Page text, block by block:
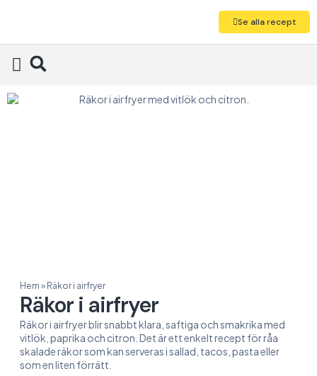
Se alla recept
Hem » Räkor i airfryer
Räkor i airfryer
Räkor i airfryer blir snabbt klara, saftiga och smakrika med
vitlök, paprika och citron. Det är ett enkelt recept för råa
skalade räkor som kan serveras i sallad, tacos, pasta eller
som en liten förrätt.